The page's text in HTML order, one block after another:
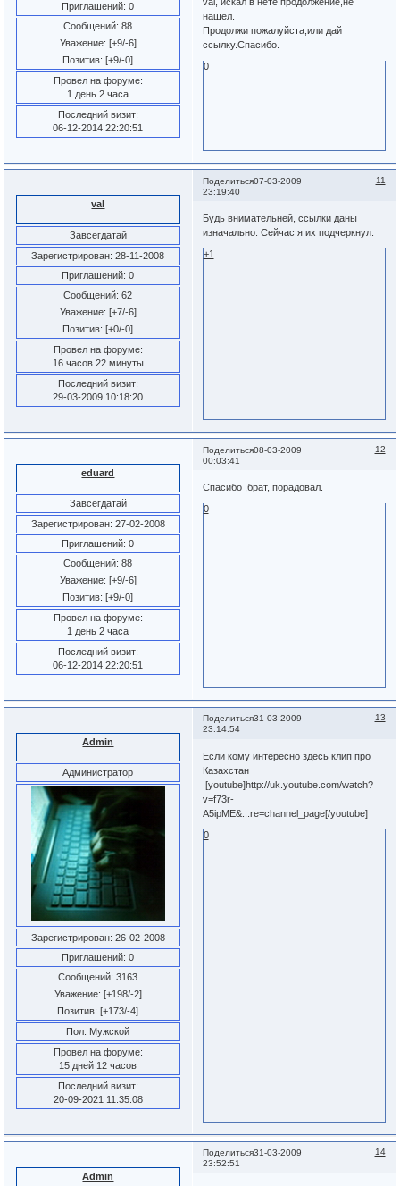
Приглашений: 0
Сообщений: 88
Уважение: [+9/-6]
Позитив: [+9/-0]
Провел на форуме:
1 день 2 часа
Последний визит:
06-12-2014 22:20:51
val, искал в нете продолжение,не
нашел.
Продолжи пожалуйста,или дай
ссылку.Спасибо.
0
Поделиться 11
07-03-2009
23:19:40
val
Завсегдатай
Зарегистрирован: 28-11-2008
Приглашений: 0
Сообщений: 62
Уважение: [+7/-6]
Позитив: [+0/-0]
Провел на форуме:
16 часов 22 минуты
Последний визит:
29-03-2009 10:18:20
Будь внимательней, ссылки даны
изначально. Сейчас я их подчеркнул.
+1
Поделиться 12
08-03-2009
00:03:41
eduard
Завсегдатай
Зарегистрирован: 27-02-2008
Приглашений: 0
Сообщений: 88
Уважение: [+9/-6]
Позитив: [+9/-0]
Провел на форуме:
1 день 2 часа
Последний визит:
06-12-2014 22:20:51
Спасибо ,брат, порадовал.
0
Поделиться 13
31-03-2009
23:14:54
Admin
Администратор
Зарегистрирован: 26-02-2008
Приглашений: 0
Сообщений: 3163
Уважение: [+198/-2]
Позитив: [+173/-4]
Пол: Мужской
Провел на форуме:
15 дней 12 часов
Последний визит:
20-09-2021 11:35:08
Если кому интересно здесь клип про
Казахстан
[youtube]http://uk.youtube.com/watch?
v=f73r-
A5ipME&...re=channel_page[/youtube]
0
Поделиться 14
31-03-2009
23:52:51
Admin